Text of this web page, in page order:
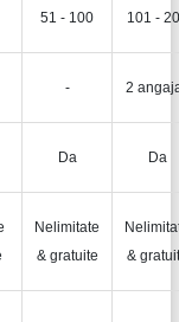
51 - 100 101 -
- 2
Da Da
Nelimitate
& gratuite
&